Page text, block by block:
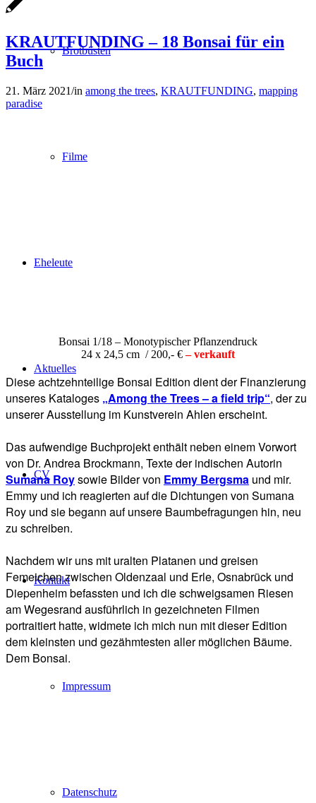
Brotbüsten
Filme
Eheleute
Aktuelles
CV
Kontakt
Impressum
Datenschutz
KRAUTFUNDING – 18 Bonsai für ein
Buch
21. März 2021/in among the trees, KRAUTFUNDING, mapping
paradise
Bonsai 1/18 – Monotypischer Pflanzendruck
24 x 24,5 cm / 200,- €– verkauft
Diese achtzehnteilige Bonsai Edition dient der Finanzierung
unseres Kataloges „Among the Trees – a field trip“, der zu
unserer Ausstellung im Kunstverein Ahlen erscheint.
Das aufwendige Buchprojekt enthält neben einem Vorwort
von Dr. Andrea Brockmann, Texte der indischen Autorin
Sumana Roysowie Bilder von Emmy Bergsma und mir.
Emmy und ich reagierten auf die Dichtungen von Sumana
Roy und sie begann auf unsere Baumbefragungen hin, neu
zu schreiben.
Nachdem wir uns mit uralten Platanen und greisen
Femeichen zwischen Oldenzaal und Erle, Osnabrück und
Diepenheim befassten und ich die schweigsamen Riesen
am Wegesrand ausführlich in gezeichneten Filmen
portraitiert hatte, widmete ich mich nun mit dieser Edition
dem kleinsten und gezähmtesten aller möglichen Bäume.
Dem Bonsai.